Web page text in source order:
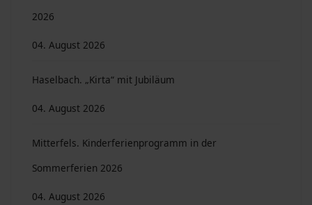
2026
04. August 2026
Haselbach. „Kirta“ mit Jubiläum
04. August 2026
Mitterfels. Kinderferienprogramm in der
Sommerferien 2026
04. August 2026